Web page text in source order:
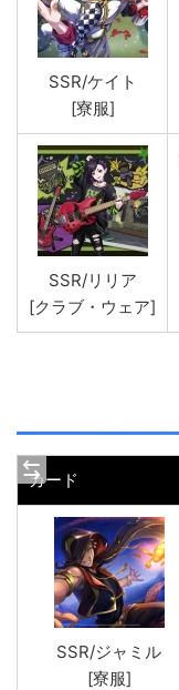
SSR/ケイト
[寮服]
SSR/リリア
[クラブ・ウェア]
カード
SSR/ジャミル
[寮服]